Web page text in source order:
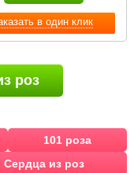
в один клик
роз
101 роза
Сердца из роз